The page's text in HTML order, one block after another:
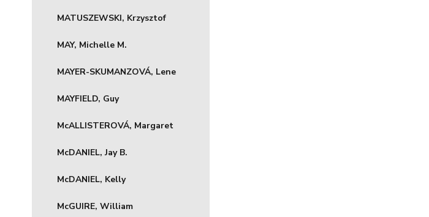
MATUSZEWSKI, Krzysztof
MAY, Michelle M.
MAYER-SKUMANZOVÁ, Lene
MAYFIELD, Guy
McALLISTEROVÁ, Margaret
McDANIEL, Jay B.
McDANIEL, Kelly
McGUIRE, William